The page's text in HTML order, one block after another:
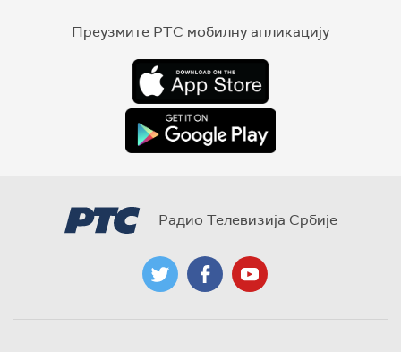
Преузмите РТС мобилну апликацију
Радио Телевизија Србије